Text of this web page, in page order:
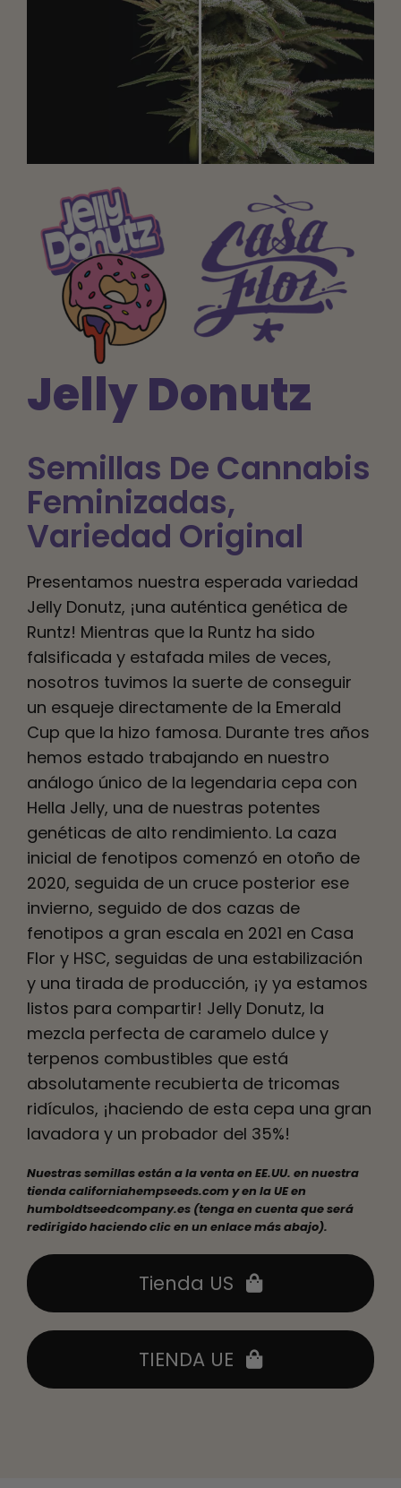
Preservación de la genética caribeña
Póngase en contacto con
Español
Buscar:
Jelly Donutz
Semillas De Cannabis
Feminizadas,
Variedad Original
Presentamos nuestra esperada variedad
Jelly Donutz, ¡una auténtica genética de
Runtz! Mientras que la Runtz ha sido
falsificada y estafada miles de veces,
nosotros tuvimos la suerte de conseguir
un esqueje directamente de la Emerald
Cup que la hizo famosa. Durante tres años
hemos estado trabajando en nuestro
análogo único de la legendaria cepa con
Hella Jelly, una de nuestras potentes
genéticas de alto rendimiento. La caza
inicial de fenotipos comenzó en otoño de
2020, seguida de un cruce posterior ese
invierno, seguido de dos cazas de
fenotipos a gran escala en 2021 en Casa
Flor y HSC, seguidas de una estabilización
y una tirada de producción, ¡y ya estamos
listos para compartir! Jelly Donutz, la
mezcla perfecta de caramelo dulce y
terpenos combustibles que está
absolutamente recubierta de tricomas
ridículos, ¡haciendo de esta cepa una gran
lavadora y un probador del 35%!
Nuestras semillas están a la venta en EE.UU. en nuestra
tienda californiahempseeds.com y en la UE en
humboldtseedcompany.es (tenga en cuenta que será
redirigido haciendo clic en un enlace más abajo).
Tienda US
TIENDA UE